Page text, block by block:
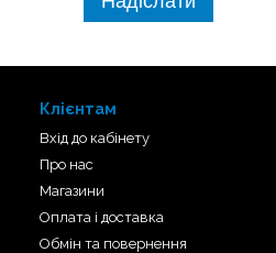
Клієнтам
Вхід до кабінету
Про нас
Магазини
Оплата і доставка
Обмін та повернення